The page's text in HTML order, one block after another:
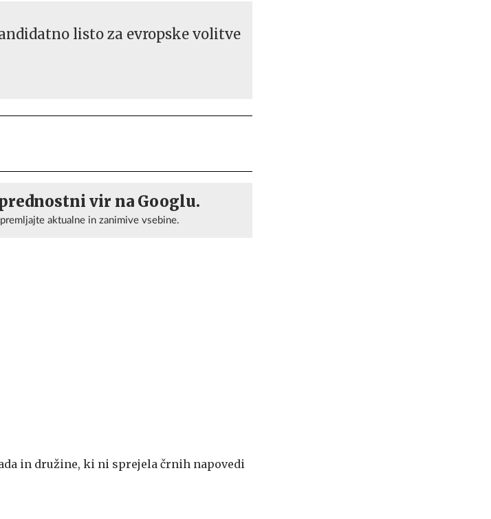
listo za evropske volitve
vir na Googlu.
aktualne in zanimive vsebine.
in družine, ki ni sprejela črnih napovedi